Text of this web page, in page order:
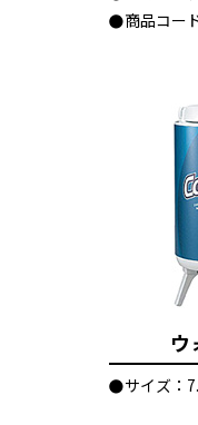
商品コー
ウ
サイズ：